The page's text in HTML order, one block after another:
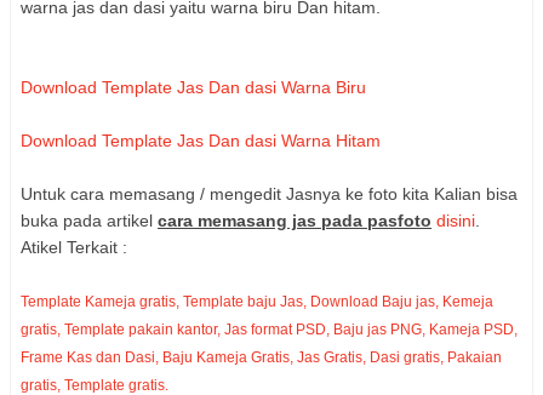
warna jas dan dasi yaitu warna biru Dan hitam.
Download Template Jas Dan dasi Warna Biru
Download Template Jas Dan dasi Warna Hitam
Untuk cara memasang / mengedit Jasnya ke foto kita Kalian bisa
buka pada artikel cara memasang jas pada pasfoto disini
Atikel Terkait :
Template Kameja gratis, Template baju Jas, Download Baju jas, Kemeja
gratis, Template pakain kantor, Jas format PSD, Baju jas PNG, Kameja PSD,
Frame Kas dan Dasi, Baju Kameja Gratis, Jas Gratis, Dasi gratis, Pakaian
gratis, Template gratis.